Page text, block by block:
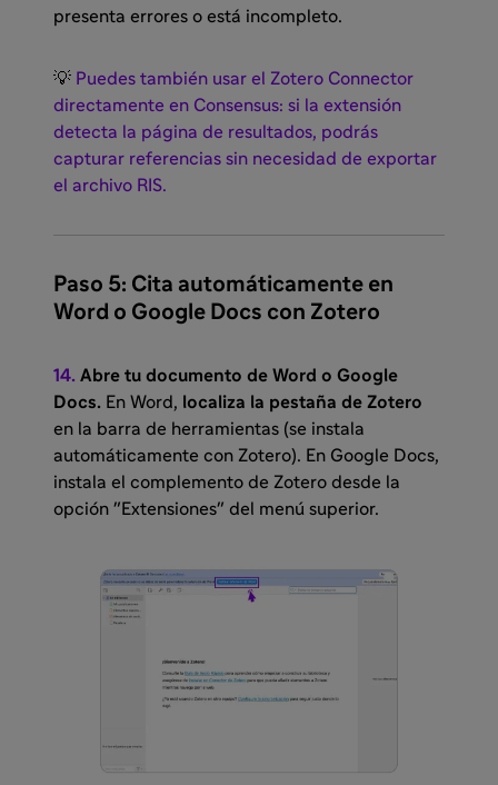
presenta errores o está incompleto.
💡 Puedes también usar el Zotero Connector
directamente en Consensus: si la extensión
detecta la página de resultados, podrás
capturar referencias sin necesidad de exportar
el archivo RIS.
Paso 5: Cita automáticamente en
Word o Google Docs con Zotero
14. Abre tu documento de Word o Google
Docs. En Word, localiza la pestaña de Zotero
en la barra de herramientas (se instala
automáticamente con Zotero). En Google Docs,
instala el complemento de Zotero desde la
opción "Extensiones" del menú superior.